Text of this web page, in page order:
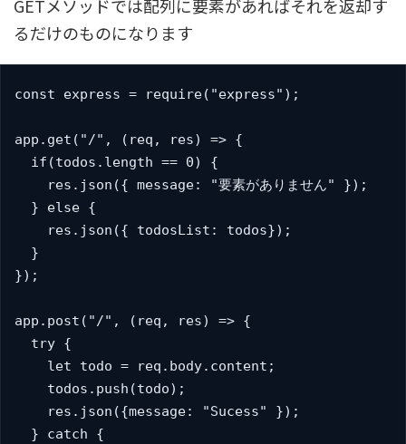
GETメソッドでは配列に要素があればそれを返却す
るだけのものになります
const express = require("express");
app.get("/", (req, res) => {
  if(todos.length == 0) {
    res.json({ message: "要素がありません" });
  } else {
    res.json({ todosList: todos});
  }
});
app.post("/", (req, res) => {
  try {
    let todo = req.body.content;
    todos.push(todo);
    res.json({message: "Sucess" });
  } catch {